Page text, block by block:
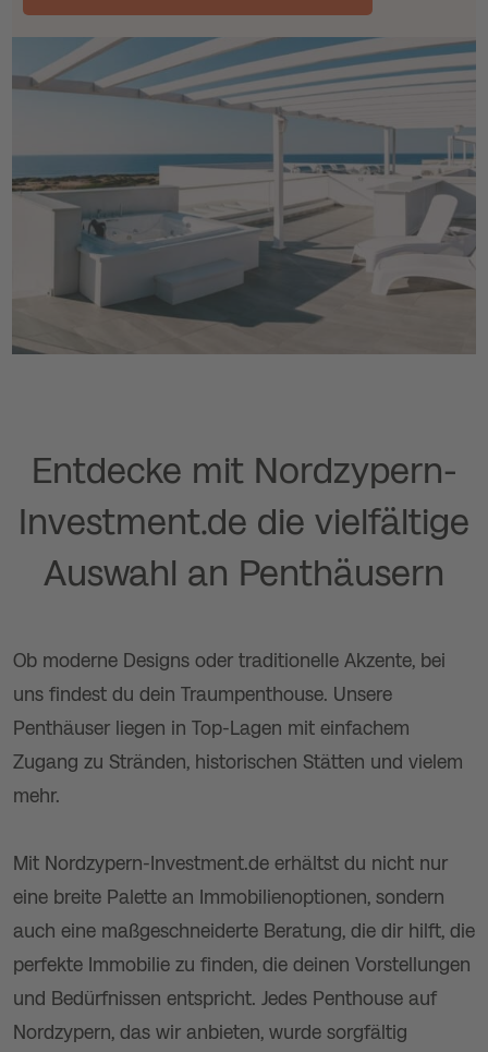
Entdecke mit Nordzypern-
Investment.de die vielfältige
Auswahl an Penthäusern
Ob moderne Designs oder traditionelle Akzente, bei
uns findest du dein Traumpenthouse. Unsere
Penthäuser liegen in Top-Lagen mit einfachem
Zugang zu Stränden, historischen Stätten und vielem
mehr.
Mit Nordzypern-Investment.de erhältst du nicht nur
eine breite Palette an Immobilienoptionen, sondern
auch eine maßgeschneiderte Beratung, die dir hilft, die
perfekte Immobilie zu finden, die deinen Vorstellungen
und Bedürfnissen entspricht. Jedes Penthouse auf
Nordzypern, das wir anbieten, wurde sorgfältig